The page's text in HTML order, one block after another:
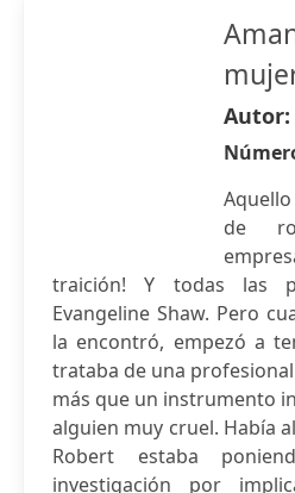
Autor:
de
traición! Y todas las
Evangeline Shaw. Pero
la encontró, empezó a
trataba de una
más que un instrumento
alguien muy cruel. Había
Robert estaba
investigación por